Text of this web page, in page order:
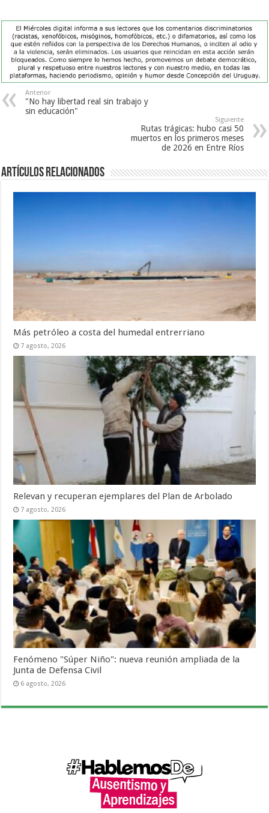
Anterior
"No hay libertad real sin trabajo y
sin educación"
Siguiente
Rutas trágicas: hubo casi 50
muertos en los primeros meses
de 2026 en Entre Ríos
Artículos Relacionados
Más petróleo a costa del humedal entrerriano
7 agosto, 2026
Relevan y recuperan ejemplares del Plan de Arbolado
7 agosto, 2026
Fenómeno "Súper Niño": nueva reunión ampliada de la
Junta de Defensa Civil
6 agosto, 2026